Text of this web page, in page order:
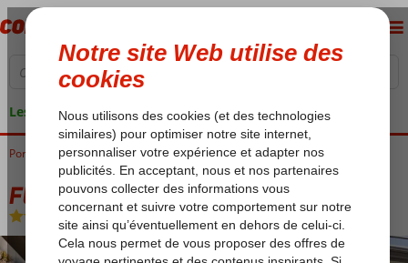
Les garanties de vacances
Portugal Madère Calheta Fly & Go Saccharum Resort & Spa
Fly & Go Saccharum Resort & Spa
Chambre et petit déjeuner-Hôtel